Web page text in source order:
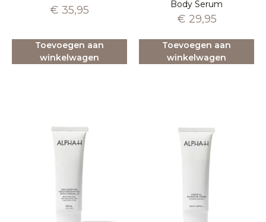
€ 35,95
Toevoegen aan
winkelwagen
Body Serum
€ 29,95
Toevoegen aan
winkelwagen